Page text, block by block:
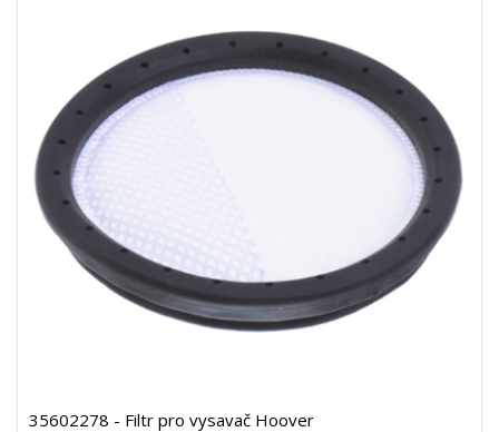
35602278 - Filtr pro vysavač Hoover